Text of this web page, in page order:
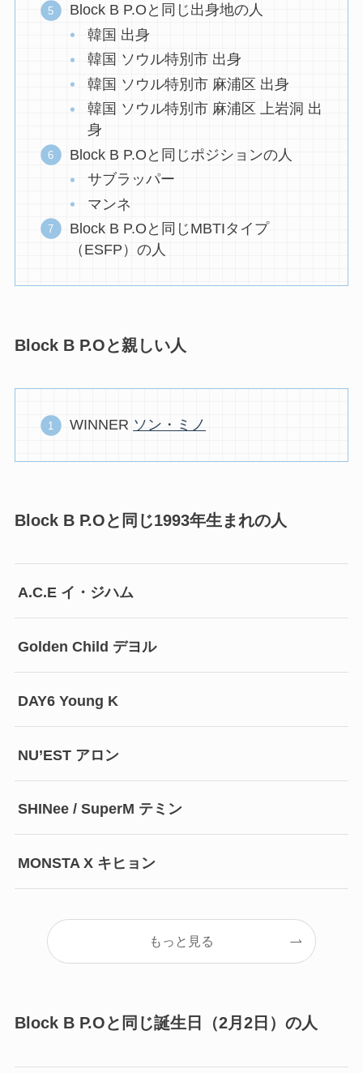
Block B P.Oと同じ出身地の人
韓国 出身
韓国 ソウル特別市 出身
韓国 ソウル特別市 麻浦区 出身
韓国 ソウル特別市 麻浦区 上岩洞 出
身
Block B P.Oと同じポジションの人
サブラッパー
マンネ
Block B P.Oと同じMBTIタイプ
（ESFP）の人
Block B P.Oと親しい人
WINNER ソン・ミノ
Block B P.Oと同じ1993年生まれの人
A.C.E イ・ジハム
Golden Child デヨル
DAY6 Young K
NU’EST アロン
SHINee / SuperM テミン
MONSTA X キヒョン
もっと見る
Block B P.Oと同じ誕生日（2月2日）の人